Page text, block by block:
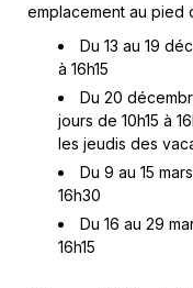
emplacement au pied
Du 13 au 19
à 16h15
Du 20
jours de 10h15 à
les jeudis des
Du 9 au 15
16h30
Du 16 au 29
16h15